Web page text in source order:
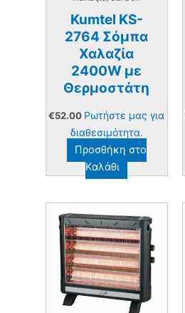
Kumtel KS-
2764 Σόμπα
Χαλαζία
2400W με
Θερμοστάτη
€52.00 Ρωτήστε μας για
διαθεσιμότητα.
Προσθήκη στο
Καλάθι